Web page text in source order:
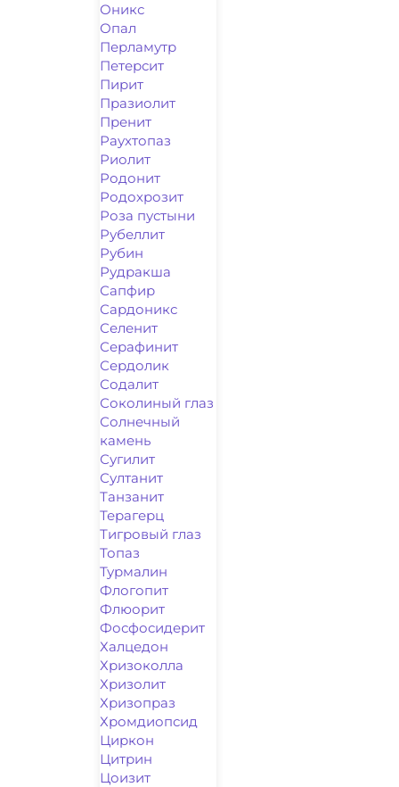
Оникс
Опал
Перламутр
Петерсит
Пирит
Празиолит
Пренит
Раухтопаз
Риолит
Родонит
Родохрозит
Роза пустыни
Рубеллит
Рубин
Рудракша
Сапфир
Сардоникс
Селенит
Серафинит
Сердолик
Содалит
Соколиный глаз
Солнечный
камень
Сугилит
Султанит
Танзанит
Терагерц
Тигровый глаз
Топаз
Турмалин
Флогопит
Флюорит
Фосфосидерит
Халцедон
Хризоколла
Хризолит
Хризопраз
Хромдиопсид
Циркон
Цитрин
Цоизит